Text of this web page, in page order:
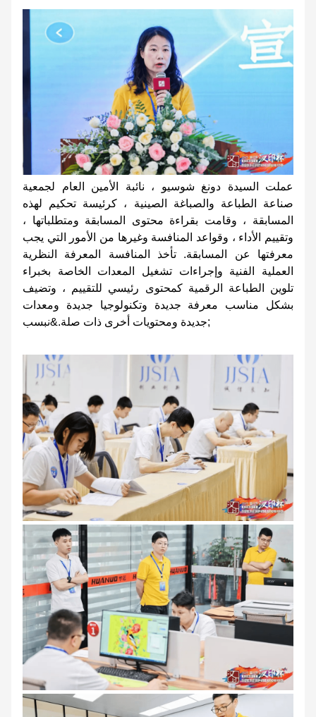
عملت السيدة دونغ شوسيو ، نائبة الأمين العام لجمعية
صناعة الطباعة والصباغة الصينية ، كرئيسة تحكيم لهذه
المسابقة ، وقامت بقراءة محتوى المسابقة ومتطلباتها ،
وتقييم الأداء ، وقواعد المنافسة وغيرها من الأمور التي يجب
معرفتها عن المسابقة. تأخذ المنافسة المعرفة النظرية
العملية الفنية وإجراءات تشغيل المعدات الخاصة بخبراء
تلوين الطباعة الرقمية كمحتوى رئيسي للتقييم ، وتضيف
بشكل مناسب معرفة جديدة وتكنولوجيا جديدة ومعدات
جديدة ومحتويات أخرى ذات صلة.&نبسب;